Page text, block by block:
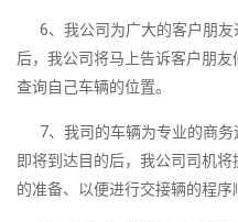
6、我公司为广大的客户朋友
后，我公司将马上告诉客户朋
查询自己车辆的位置。
7、我司的车辆为专业的商务
即将到达目的后，我公司司机
的准备、以便进行交接辆的程序